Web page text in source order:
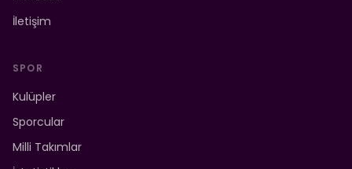
İletişim
SPOR
Kulüpler
Sporcular
Milli Takımlar